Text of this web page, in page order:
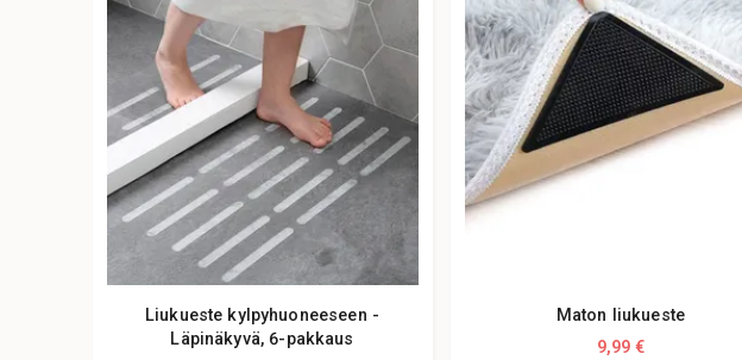
Liukueste kylpyhuoneeseen -
Läpinäkyvä, 6-pakkaus
Maton liukueste
9,99 €